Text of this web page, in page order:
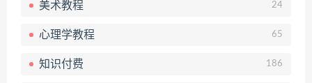
美术教程 24
心理学教程 65
知识付费 186